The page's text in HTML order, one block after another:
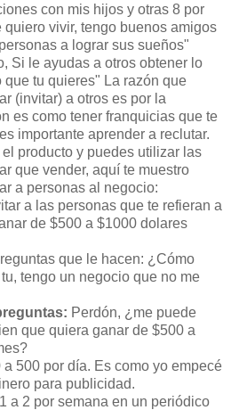
con mis hijos y otras 8 por
vivir, tengo buenos amigos
a lograr sus sueños"
Si le ayudas a otros obtener lo
tu quieres" La razón que
(invitar) a otros es por la
es como tener franquicias que te
importante aprender a reclutar.
producto y puedes utilizar las
que vender, aquí te muestro
a personas al negocio:
a las personas que te refieran a
de $500 a $1000 dolares
que le hacen: ¿Cómo
tengo un negocio que no me
Perdón, ¿me puede
que quiera ganar de $500 a
a 500 por día. Es como yo empecé
para publicidad.
a 2 por semana en un periódico